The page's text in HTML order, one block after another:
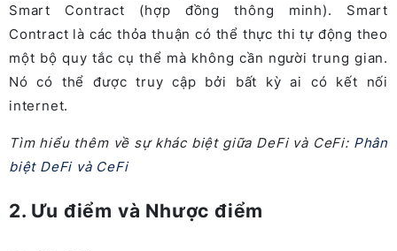
Smart Contract (hợp đồng thông minh). Smart
Contract là các thỏa thuận có thể thực thi tự động theo
một bộ quy tắc cụ thể mà không cần người trung gian.
Nó có thể được truy cập bởi bất kỳ ai có kết nối
internet.
Tìm hiểu thêm về sự khác biệt giữa DeFi và CeFi: Phân
biệt DeFi và CeFi
2. Ưu điểm và Nhược điểm